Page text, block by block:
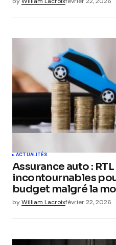
ACTUALITÉS
Assurance auto :
incontournables
budget malgré la
byWilliam Lacroixfévrier 22, 2026